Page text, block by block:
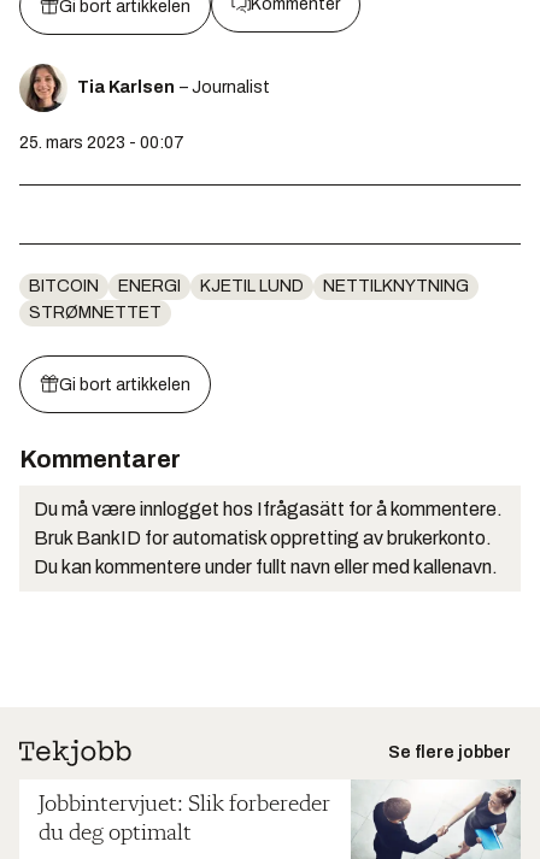
Gi bort artikkelen Kommenter
Tia Karlsen – Journalist
25. mars 2023 - 00:07
BITCOIN ENERGI KJETIL LUND
NETTILKNYTNING
STRØMNETTET
Gi bort artikkelen
Kommentarer
Du må være innlogget hos Ifrågasätt for å kommentere.
Bruk BankID for automatisk oppretting av brukerkonto.
Du kan kommentere under fullt navn eller med kallenavn.
Se flere jobber
Jobbintervjuet: Slik forbereder
du deg optimalt